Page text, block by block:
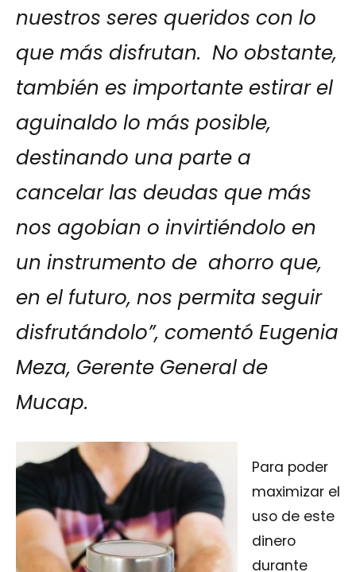
nuestros seres queridos con lo
que más disfrutan. No obstante,
también es importante estirar el
aguinaldo lo más posible,
destinando una parte a
cancelar las deudas que más
nos agobian o invirtiéndolo en
un instrumento de ahorro que,
en el futuro, nos permita seguir
disfrutándolo”, comentó Eugenia
Meza, Gerente General de
Mucap.
Para poder
maximizar el
uso de este
dinero
durante